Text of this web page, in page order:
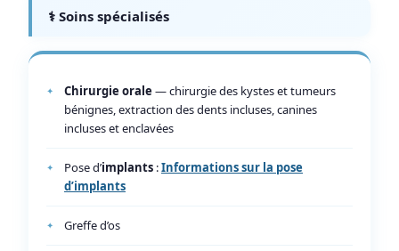
⚕️ Soins spécialisés
Chirurgie orale — chirurgie des kystes et tumeurs
bénignes, extraction des dents incluses, canines
incluses et enclavées
Pose d’implants :Informations sur la pose
d’implants
Greffe d’os